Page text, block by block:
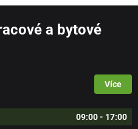
a bytové
Více
09:00 - 17:00